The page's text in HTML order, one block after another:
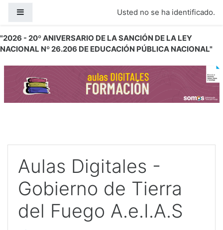
"2026 - 20º ANIVERSARIO DE LA SANCIÓN DE LA LEY
NACIONAL Nº 26.206 DE EDUCACIÓN PÚBLICA NACIONAL"
Usted no se ha identificado.
Aulas Digitales -
Gobierno de Tierra
del Fuego A.e.I.A.S